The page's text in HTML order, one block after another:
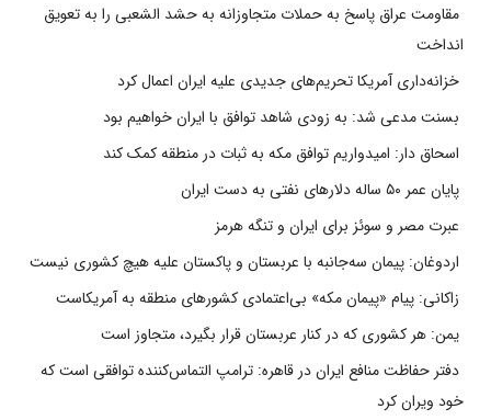
مقاومت عراق پاسخ به حملات متجاوزانه به حشد الشعبی را به تعویق
انداخت
خزانه‌داری آمریکا تحریم‌های جدیدی علیه ایران اعمال کرد
بسنت مدعی شد: به زودی شاهد توافق با ایران خواهیم بود
اسحاق دار: امیدواریم توافق مکه به ثبات در منطقه کمک کند
پایان عمر ۵۰ ساله دلارهای نفتی به دست ایران
عبرت مصر و سوئز برای ایران و تنگه هرمز
اردوغان: پیمان سه‌جانبه با عربستان و پاکستان علیه هیچ کشوری نیست
زاکانی: پیام «پیمان مکه» بی‌اعتمادی کشورهای منطقه به آمریکاست
یمن: هر کشوری که در کنار عربستان قرار بگیرد، متجاوز است
دفتر حفاظت منافع ایران در قاهره: ترامپ التماس‌کننده توافقی است که
خود ویران کرد